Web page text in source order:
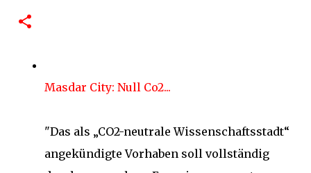
Masdar City: Null Co2...
"Das als „CO2-neutrale Wissenschaftsstadt“
angekündigte Vorhaben soll vollständig